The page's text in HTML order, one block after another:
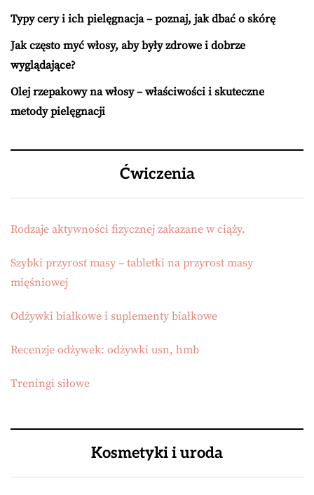
Typy cery i ich pielęgnacja – poznaj, jak dbać o skórę
Jak często myć włosy, aby były zdrowe i dobrze
wyglądające?
Olej rzepakowy na włosy – właściwości i skuteczne
metody pielęgnacji
Ćwiczenia
Rodzaje aktywności fizycznej zakazane w ciąży.
Szybki przyrost masy – tabletki na przyrost masy
mięśniowej
Odżywki białkowe i suplementy białkowe
Recenzje odżywek: odżywki usn, hmb
Treningi siłowe
Kosmetyki i uroda